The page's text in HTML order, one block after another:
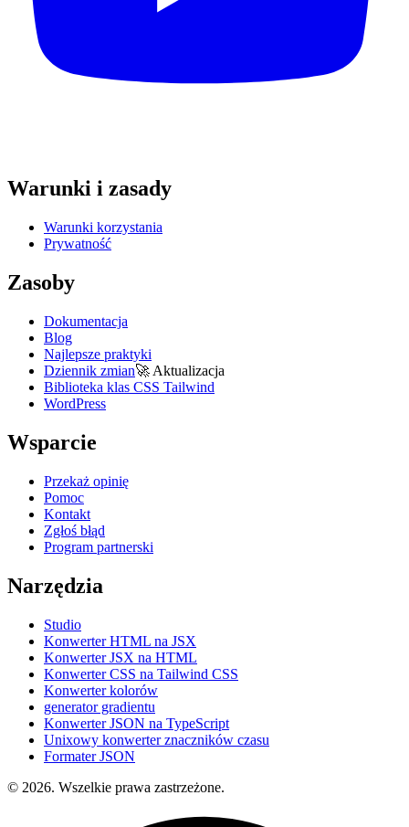
Warunki i zasady
Warunki korzystania
Prywatność
Zasoby
Dokumentacja
Blog
Najlepsze praktyki
Dziennik zmian🚀 Aktualizacja
Biblioteka klas CSS Tailwind
WordPress
Wsparcie
Przekaż opinię
Pomoc
Kontakt
Zgłoś błąd
Program partnerski
Narzędzia
Studio
Konwerter HTML na JSX
Konwerter JSX na HTML
Konwerter CSS na Tailwind CSS
Konwerter kolorów
generator gradientu
Konwerter JSON na TypeScript
Unixowy konwerter znaczników czasu
Formater JSON
© 2026. Wszelkie prawa zastrzeżone.